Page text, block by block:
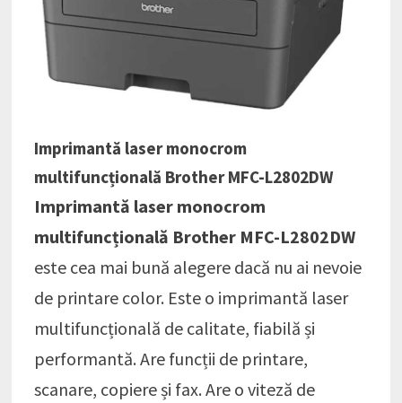
Imprimantă laser monocrom
multifuncțională Brother MFC-L2802DW
Imprimantă laser monocrom
multifuncțională Brother MFC-L2802DW
este cea mai bună alegere dacă nu ai nevoie
de printare color. Este o imprimantă laser
multifuncțională de calitate, fiabilă și
performantă. Are funcții de printare,
scanare, copiere și fax. Are o viteză de